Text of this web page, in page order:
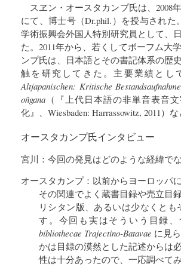
スヱン・オースタカンプ氏は、2008
にて、博士号（Dr.phil.）を授与された
学術振興会外国人特別研究員として、
た。2011年から、若くしてボーフム大
ンプ氏は、日本語とその書記体系の歴
触を研究してきた。主要業績とし
Altjapanischen: Kritische
oñgana （『上代日本語の非単音表音
化』、Wiesbaden: Harrassowitz, 2011）な
オースタカンプ氏インタビュー
宮川：今回の発見はどのような経緯で
オースタカンプ：以前からヨーロッパ
その関連でよく蔵書目録や売立目
リシタン版、あるいは少なくと
す。今回も実はそういう目録
bibliothecae Trajectino-Batavae に見
かは目録の漠然とした記述からは
性は十分あったので、一応調べて